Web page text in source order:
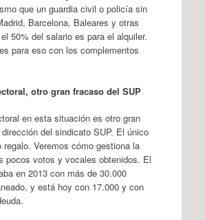
que un guardia civil o policía sin
Barcelona, Baleares y otras
50% del salario es para el alquiler.
para eso con los complementos
otro gran fracaso del SUP
en esta situación es otro gran
del sindicato SUP. El único
regalo. Veremos cómo gestiona la
pocos votos y vocales obtenidos. El
en 2013 con más de 30.000
y está hoy con 17.000 y con